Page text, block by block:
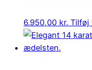
6.950,00 kr. Tilføj